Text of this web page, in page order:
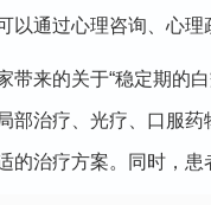
以通过心理咨询、心理
带来的关于“稳定期的
部治疗、光疗、口服
的治疗方案。同时，